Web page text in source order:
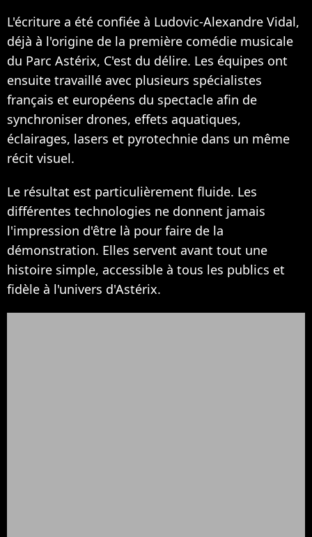
L'écriture a été confiée à Ludovic-Alexandre Vidal,
déjà à l'origine de la première comédie musicale
du Parc Astérix, C'est du délire. Les équipes ont
ensuite travaillé avec plusieurs spécialistes
français et européens du spectacle afin de
synchroniser drones, effets aquatiques,
éclairages, lasers et pyrotechnie dans un même
récit visuel.
Le résultat est particulièrement fluide. Les
différentes technologies ne donnent jamais
l'impression d'être là pour faire de la
démonstration. Elles servent avant tout une
histoire simple, accessible à tous les publics et
fidèle à l'univers d'Astérix.